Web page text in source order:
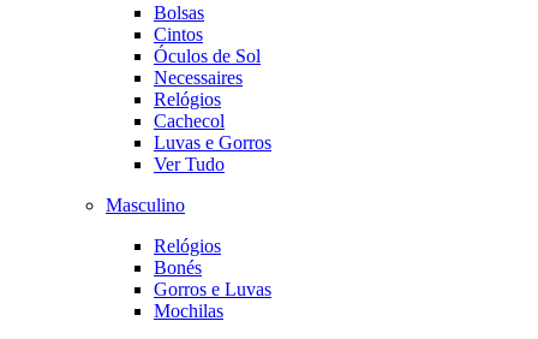
Bolsas
Cintos
Óculos de Sol
Necessaires
Relógios
Cachecol
Luvas e Gorros
Ver Tudo
Masculino
Relógios
Bonés
Gorros e Luvas
Mochilas